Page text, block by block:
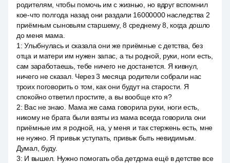
родителям, чтобы помочь им с жизнью, но вдруг вспомнил
кое-что полгода назад они раздали 16000000 наследства 2
приёмным сыновьям старшему, 8 среднему 8, когда дошло
до меня мама.
1 :Улыбнулась и сказала они же приёмные с детства, без
отца и матери им нужен запас, а ты родной, руки, ноги есть,
сам заработаешь, тебе ничего не достанется. Я кивнул,
ничего не сказал. Через 3 месяца родители собрали нас
троих поговорить о том, как они будут на старости. Я
спокойно ответил простите, а вы вообще кто я?
2: Вас не знаю. Мама же сама говорила руки, ноги есть,
никому не брата были взяты из мама всегда говорила они
приёмные им я родной, на, у меня и так стержень есть, мне
не нужно. Я привык уступать, привык быть невидимым.
Думал, буду.
3: И вышел. Нужно помогать оба детдома ещё в детстве все